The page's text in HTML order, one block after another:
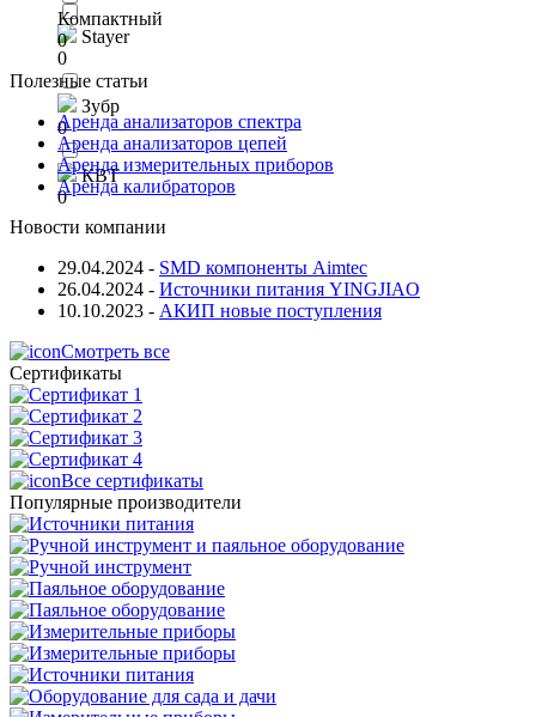
Stayer
0
Зубр
0
КВТ
0
Компактный
0
Полезные статьи
Аренда анализаторов спектра
Аренда анализаторов цепей
Аренда измерительных приборов
Аренда калибраторов
Новости компании
29.04.2024 - SMD компоненты Aimtec
26.04.2024 - Источники питания YINGJIAO
10.10.2023 - АКИП новые поступления
Смотреть все
Сертификаты
Все сертификаты
Популярные производители